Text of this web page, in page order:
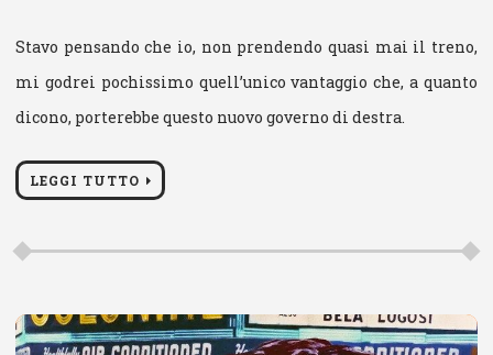
Stavo pensando che io, non prendendo quasi mai il treno,
mi godrei pochissimo quell’unico vantaggio che, a quanto
dicono, porterebbe questo nuovo governo di destra.
LEGGI TUTTO